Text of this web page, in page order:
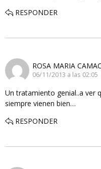
RESPONDER
ROSA MARIA
06/11/2013 a las 02:05
Un tratamiento genial..a ver
siempre vienen bien…
RESPONDER